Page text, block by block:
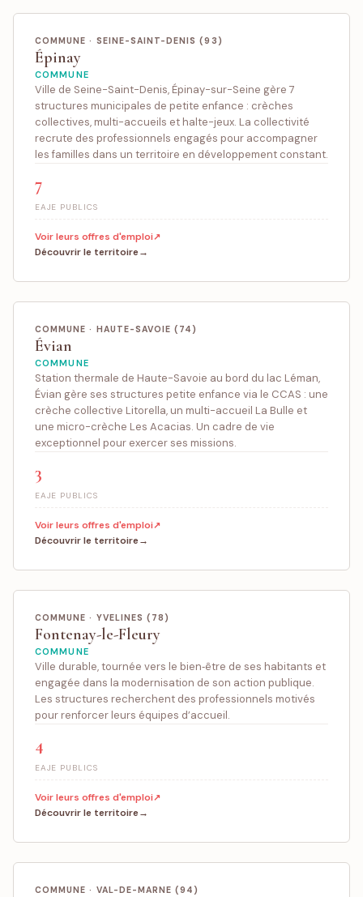
COMMUNE · SEINE-SAINT-DENIS (93)
Épinay
COMMUNE
Ville de Seine-Saint-Denis, Épinay-sur-Seine gère 7
structures municipales de petite enfance : crèches
collectives, multi-accueils et halte-jeux. La collectivité
recrute des professionnels engagés pour accompagner
les familles dans un territoire en développement constant.
7
EAJE PUBLICS
Voir leurs offres d'emploi
Découvrir le territoire
COMMUNE · HAUTE-SAVOIE (74)
Évian
COMMUNE
Station thermale de Haute-Savoie au bord du lac Léman,
Évian gère ses structures petite enfance via le CCAS : une
crèche collective Litorella, un multi-accueil La Bulle et
une micro-crèche Les Acacias. Un cadre de vie
exceptionnel pour exercer ses missions.
3
EAJE PUBLICS
Voir leurs offres d'emploi
Découvrir le territoire
COMMUNE · YVELINES (78)
Fontenay-le-Fleury
COMMUNE
Ville durable, tournée vers le bien‑être de ses habitants et
engagée dans la modernisation de son action publique.
Les structures recherchent des professionnels motivés
pour renforcer leurs équipes d’accueil.
4
EAJE PUBLICS
Voir leurs offres d'emploi
Découvrir le territoire
COMMUNE · VAL-DE-MARNE (94)